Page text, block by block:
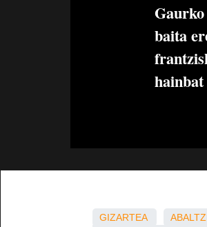
baita
GIZARTEA